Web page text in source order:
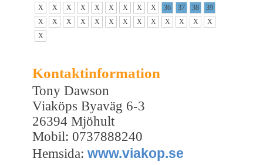
X
X X X X X X X X 36 37 38
39
X
X X X X X X X X X X X
X
X
Kontaktinformation
Tony Dawson
Viaköps Byaväg 6-3
26394 Mjöhult
Mobil: 0737888240
Hemsida: www.viakop.se